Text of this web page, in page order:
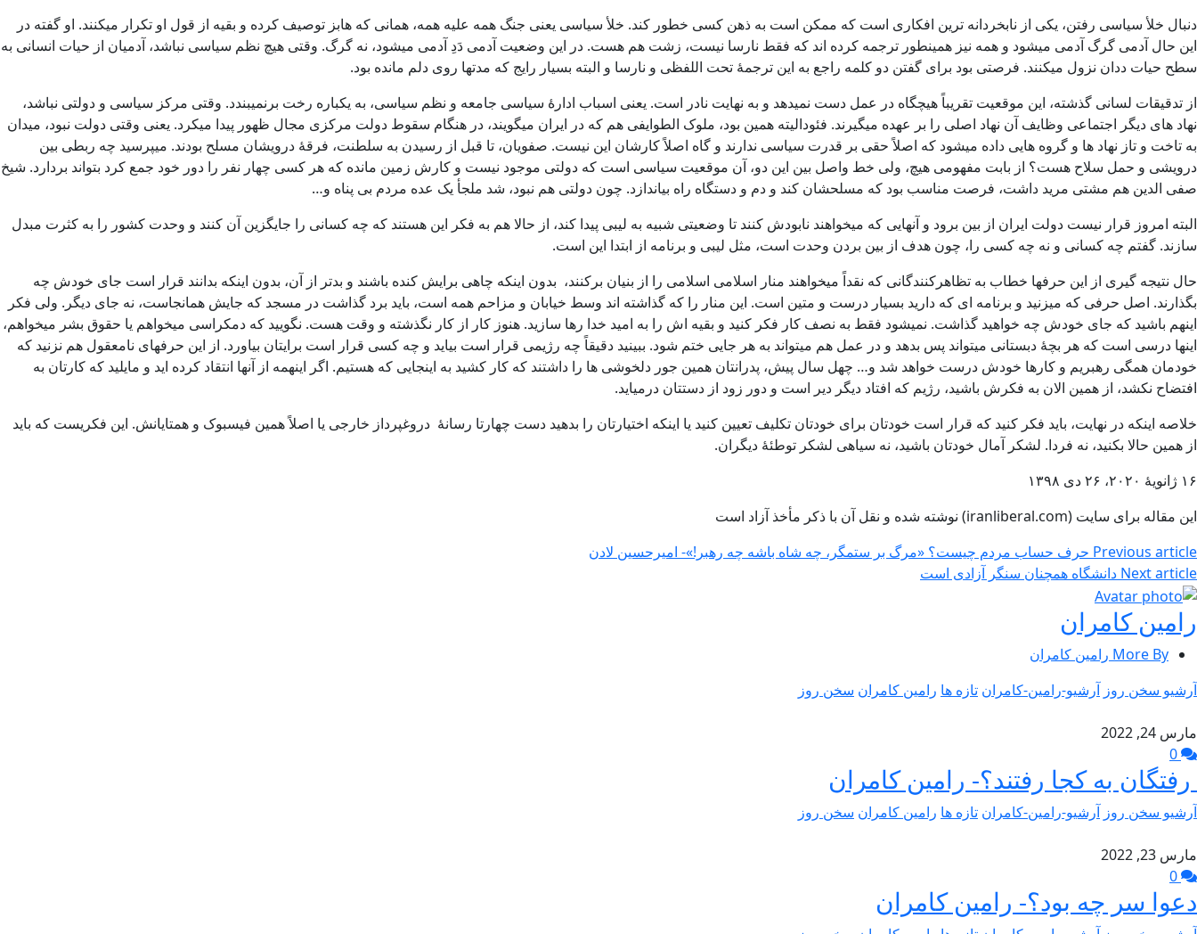
دنبال خلأ سیاسی رفتن، یکی از نابخردانه ترین افکاری است که ممکن است به ذهن کسی خطور کند. خلأ سیاسی یعنی جنگ همه علیه همه، همانی که هابز توصیف کرده و بقیه از قول او تکرار میکنند. او گفته در
این حال آدمی گرگ آدمی میشود و همه نیز همینطور ترجمه کرده اند که فقط نارسا نیست، زشت هم هست. در این وضعیت آدمی دَدِ آدمی میشود، نه گرگ. وقتی هیچ نظم سیاسی نباشد، آدمیان از حیات انسانی به
سطح حیات ددان نزول میکنند. فرصتی بود برای گفتن دو کلمه راجع به این ترجمۀ تحت اللفظی و نارسا و البته بسیار رایج که مدتها روی دلم مانده بود.
از تدقیقات لسانی گذشته، این موقعیت تقریباً هیچگاه در عمل دست نمیدهد و به نهایت نادر است. یعنی اسباب ادارۀ‌ سیاسی جامعه و نظم سیاسی، به یکباره رخت برنمیبندد. وقتی مرکز سیاسی و دولتی نباشد،
نهاد های دیگر اجتماعی وظایف آن نهاد اصلی را بر عهده میگیرند. فئودالیته همین بود، ملوک الطوایفی هم که در ایران میگویند، در هنگام سقوط دولت مرکزی مجال ظهور پیدا میکرد. یعنی وقتی دولت نبود، میدان
به تاخت و تاز نهاد ها و گروه هایی داده میشود که اصلاً حقی بر قدرت سیاسی ندارند و گاه اصلاً کارشان این نیست. صفویان، تا قبل از رسیدن به سلطنت، فرقۀ ‌درویشان مسلح بودند. میپرسید چه ربطی بین
درویشی و حمل سلاح هست؟ از بابت مفهومی هیچ، ولی خط واصل بین این دو، آن موقعیت سیاسی است که دولتی موجود نیست و کارش زمین مانده که هر کسی چهار نفر را دور خود جمع کرد بتواند بردارد. شیخ
صفی الدین هم مشتی مرید داشت، فرصت مناسب بود که مسلحشان کند و دم و دستگاه راه بیاندازد. چون دولتی هم نبود، شد ملجأ یک عده مردم بی پناه و…
البته امروز قرار نیست دولت ایران از بین برود و آنهایی که میخواهند نابودش کنند تا وضعیتی شبیه به لیبی پیدا کند، از حالا هم به فکر این هستند که چه کسانی را جایگزین آن کنند و وحدت کشور را به کثرت مبدل
سازند. گفتم چه کسانی و نه چه کسی را، چون هدف از بین بردن وحدت است، مثل لیبی و برنامه از ابتدا این است.
حال نتیجه گیری از این حرفها خطاب به تظاهرکنندگانی که نقداً میخواهند منار اسلامی اسلامی را از بنیان برکنند، بدون اینکه چاهی برایش کنده باشند و بدتر از آن، بدون اینکه بدانند قرار است جای خودش چه
بگذارند. اصل حرفی که میزنید و برنامه ای که دارید بسیار درست و متین است. این منار را که گذاشته اند وسط خیابان و مزاحم همه است، باید برد گذاشت در مسجد که جایش همانجاست، نه جای دیگر. ولی فکر
اینهم باشید که جای خودش چه خواهید گذاشت. نمیشود فقط به نصف کار فکر کنید و بقیه اش را به امید خدا رها سازید. هنوز کار از کار نگذشته و وقت هست. نگویید که دمکراسی میخواهم یا حقوق بشر میخواهم،
اینها درسی است که هر بچۀ دبستانی میتواند پس بدهد و در عمل هم میتواند به هر جایی ختم شود. ببینید دقیقاً چه رژیمی قرار است بیاید و چه کسی قرار است برایتان بیاورد. از این حرفهای نامعقول هم نزنید که
خودمان همگی رهبریم و کارها خودش درست خواهد شد و… چهل سال پیش، پدرانتان همین جور دلخوشی ها را داشتند که کار کشید به اینجایی که هستیم. اگر اینهمه از آنها انتقاد کرده اید و مایلید که کارتان به
افتضاح نکشد، از همین الان به فکرش باشید، رژیم که افتاد دیگر دیر است و دور زود از دستتان درمیاید.
خلاصه اینکه در نهایت، باید فکر کنید که قرار است خودتان برای خودتان تکلیف تعیین کنید یا اینکه اختیارتان را بدهید دست چهارتا رسانۀ دروغپرداز خارجی یا اصلاً همین فیسبوک و همتایانش. این فکریست که باید
از همین حالا بکنید، نه فردا. لشکر آمال خودتان باشید، نه سیاهی لشکر توطئۀ دیگران.
۱۶ ژانویۀ ۲۰۲۰، ۲۶ دی ۱۳۹۸
این مقاله برای سایت (iranliberal.com) نوشته شده و نقل آن با ذکر مأخذ آزاد است
Previous article حرف حساب مردم چیست؟ «مرگ بر ستمگر، چه شاه باشه چه رهبر!»- امیرحسین لادن
Next article دانشگاه همچنان سنگر آزادی است
رامین کامران
More By رامین کامران
آرشیو سخن روز آرشیو-رامین-کامران تازه ها رامین کامران سخن روز
مارس 24, 2022
رفتگان به کجا رفتند؟- رامین کامران
آرشیو سخن روز آرشیو-رامین-کامران تازه ها رامین کامران سخن روز
مارس 23, 2022
دعوا سر چه بود؟- رامین کامران